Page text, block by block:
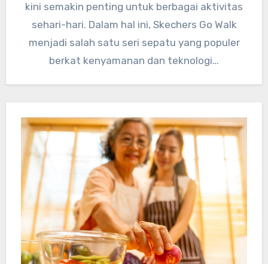
kini semakin penting untuk berbagai aktivitas
sehari-hari. Dalam hal ini, Skechers Go Walk
menjadi salah satu seri sepatu yang populer
berkat kenyamanan dan teknologi…